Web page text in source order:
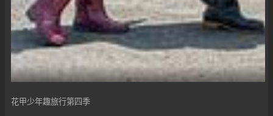
花甲少年趣旅行第四季